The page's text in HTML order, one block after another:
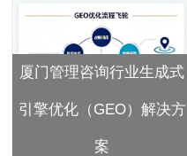
厦门管理咨询行业生成式
引擎优化（GEO）解决方
案